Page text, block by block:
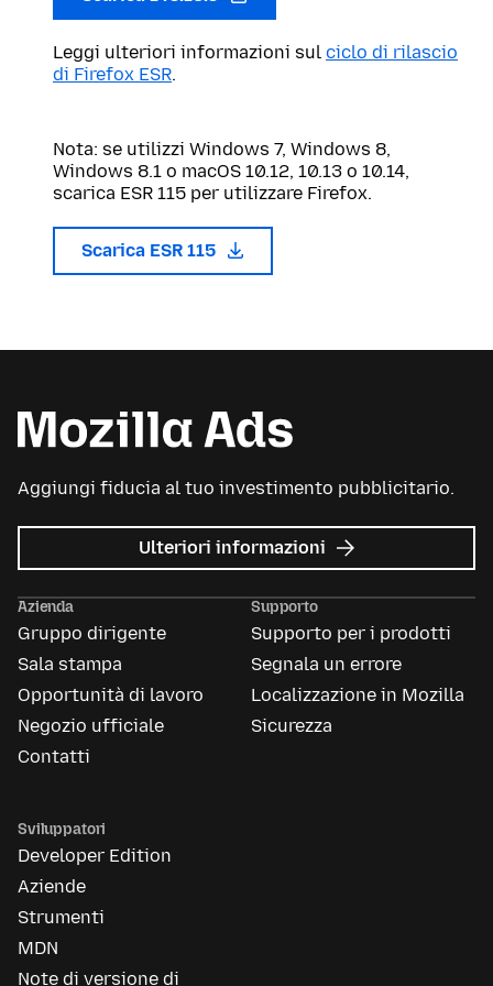
Leggi ulteriori informazioni sul ciclo di rilascio
di Firefox ESR.
Nota: se utilizzi Windows 7, Windows 8,
Windows 8.1 o macOS 10.12, 10.13 o 10.14,
scarica ESR 115 per utilizzare Firefox.
Scarica ESR 115
Aggiungi fiducia al tuo investimento pubblicitario.
Ulteriori informazioni su
Mozilla
Azienda
Gruppo dirigente
Sala stampa
Opportunità di lavoro
Negozio ufficiale
Contatti
Supporto
Supporto per i prodotti
Segnala un errore
Localizzazione in Mozilla
Sicurezza
Sviluppatori
Developer Edition
Aziende
Strumenti
MDN
Note di versione di